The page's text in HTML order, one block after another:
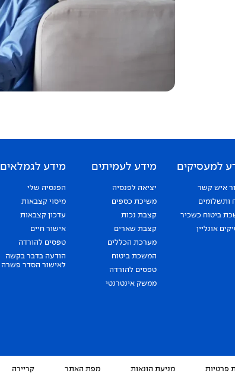
למעסיקים
איש קשר
ותשלומים
ביטוח כשכיר
אונליין
מידע לעמיתים
יציאה לפנסיה
משיכת כספים
קצבת נכות
קצבת שארים
מערכת הכללים
המשכת ביטוח
טפסים להורדה
ממשק אינטרנטי
מידע לגמלאים
הפנסיה שלי
מיסוי קצבאות
עדכון קצבאות
אישור חיים
טפסים להורדה
הודעה בדבר בקשה
לאישור הסדר פשרה
פרטיות מניעת הונאות מפת האתר קריירה